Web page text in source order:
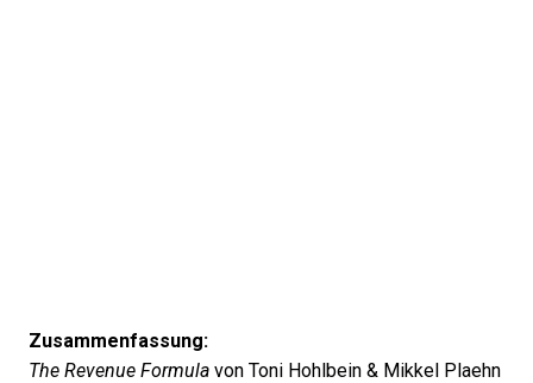
Zusammenfassung:
The Revenue Formula von Toni Hohlbein & Mikkel Plaehn